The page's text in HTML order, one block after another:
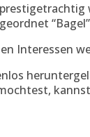
Interessen